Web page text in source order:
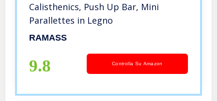
Calisthenics, Push Up Bar, Mini
Parallettes in Legno
RAMASS
9.8 Controlla Su Amazon